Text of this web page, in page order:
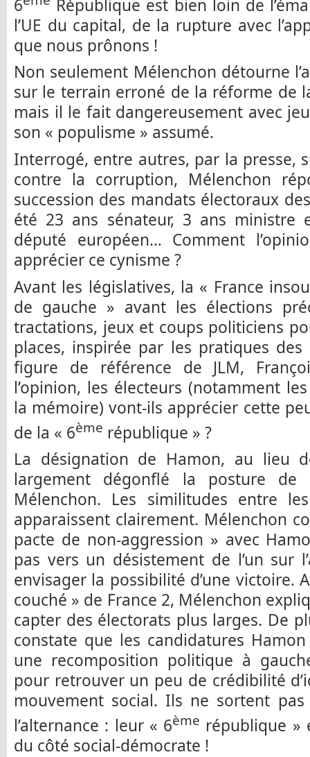
6
République est bien loin de
l’UE du capital, de la rupture avec
que nous prônons !
Non seulement Mélenchon détourne
sur le terrain erroné de la réforme de
mais il le fait dangereusement avec
son « populisme » assumé.
Interrogé, entre autres, par la presse,
contre la corruption, Mélenchon
succession des mandats électoraux
été 23 ans sénateur, 3 ans ministre
député européen… Comment
apprécier ce cynisme ?
Avant les législatives, la « France
de gauche » avant les élections
tractations, jeux et coups politiciens
places, inspirée par les pratiques
figure de référence de JLM,
l’opinion, les électeurs (notamment
la mémoire) vont-ils apprécier cette
de la « 6ème république » ?
La désignation de Hamon, au lieu
largement dégonflé la posture de
Mélenchon. Les similitudes entre
apparaissent clairement. Mélenchon
pacte de non-aggression » avec
pas vers un désistement de l’un sur
envisager la possibilité d’une victoire.
couché » de France 2, Mélenchon
capter des électorats plus larges. De
constate que les candidatures
une recomposition politique à
pour retrouver un peu de crédibilité
mouvement social. Ils ne sortent
l’alternance : leur « 6ème république »
du côté social-démocrate !